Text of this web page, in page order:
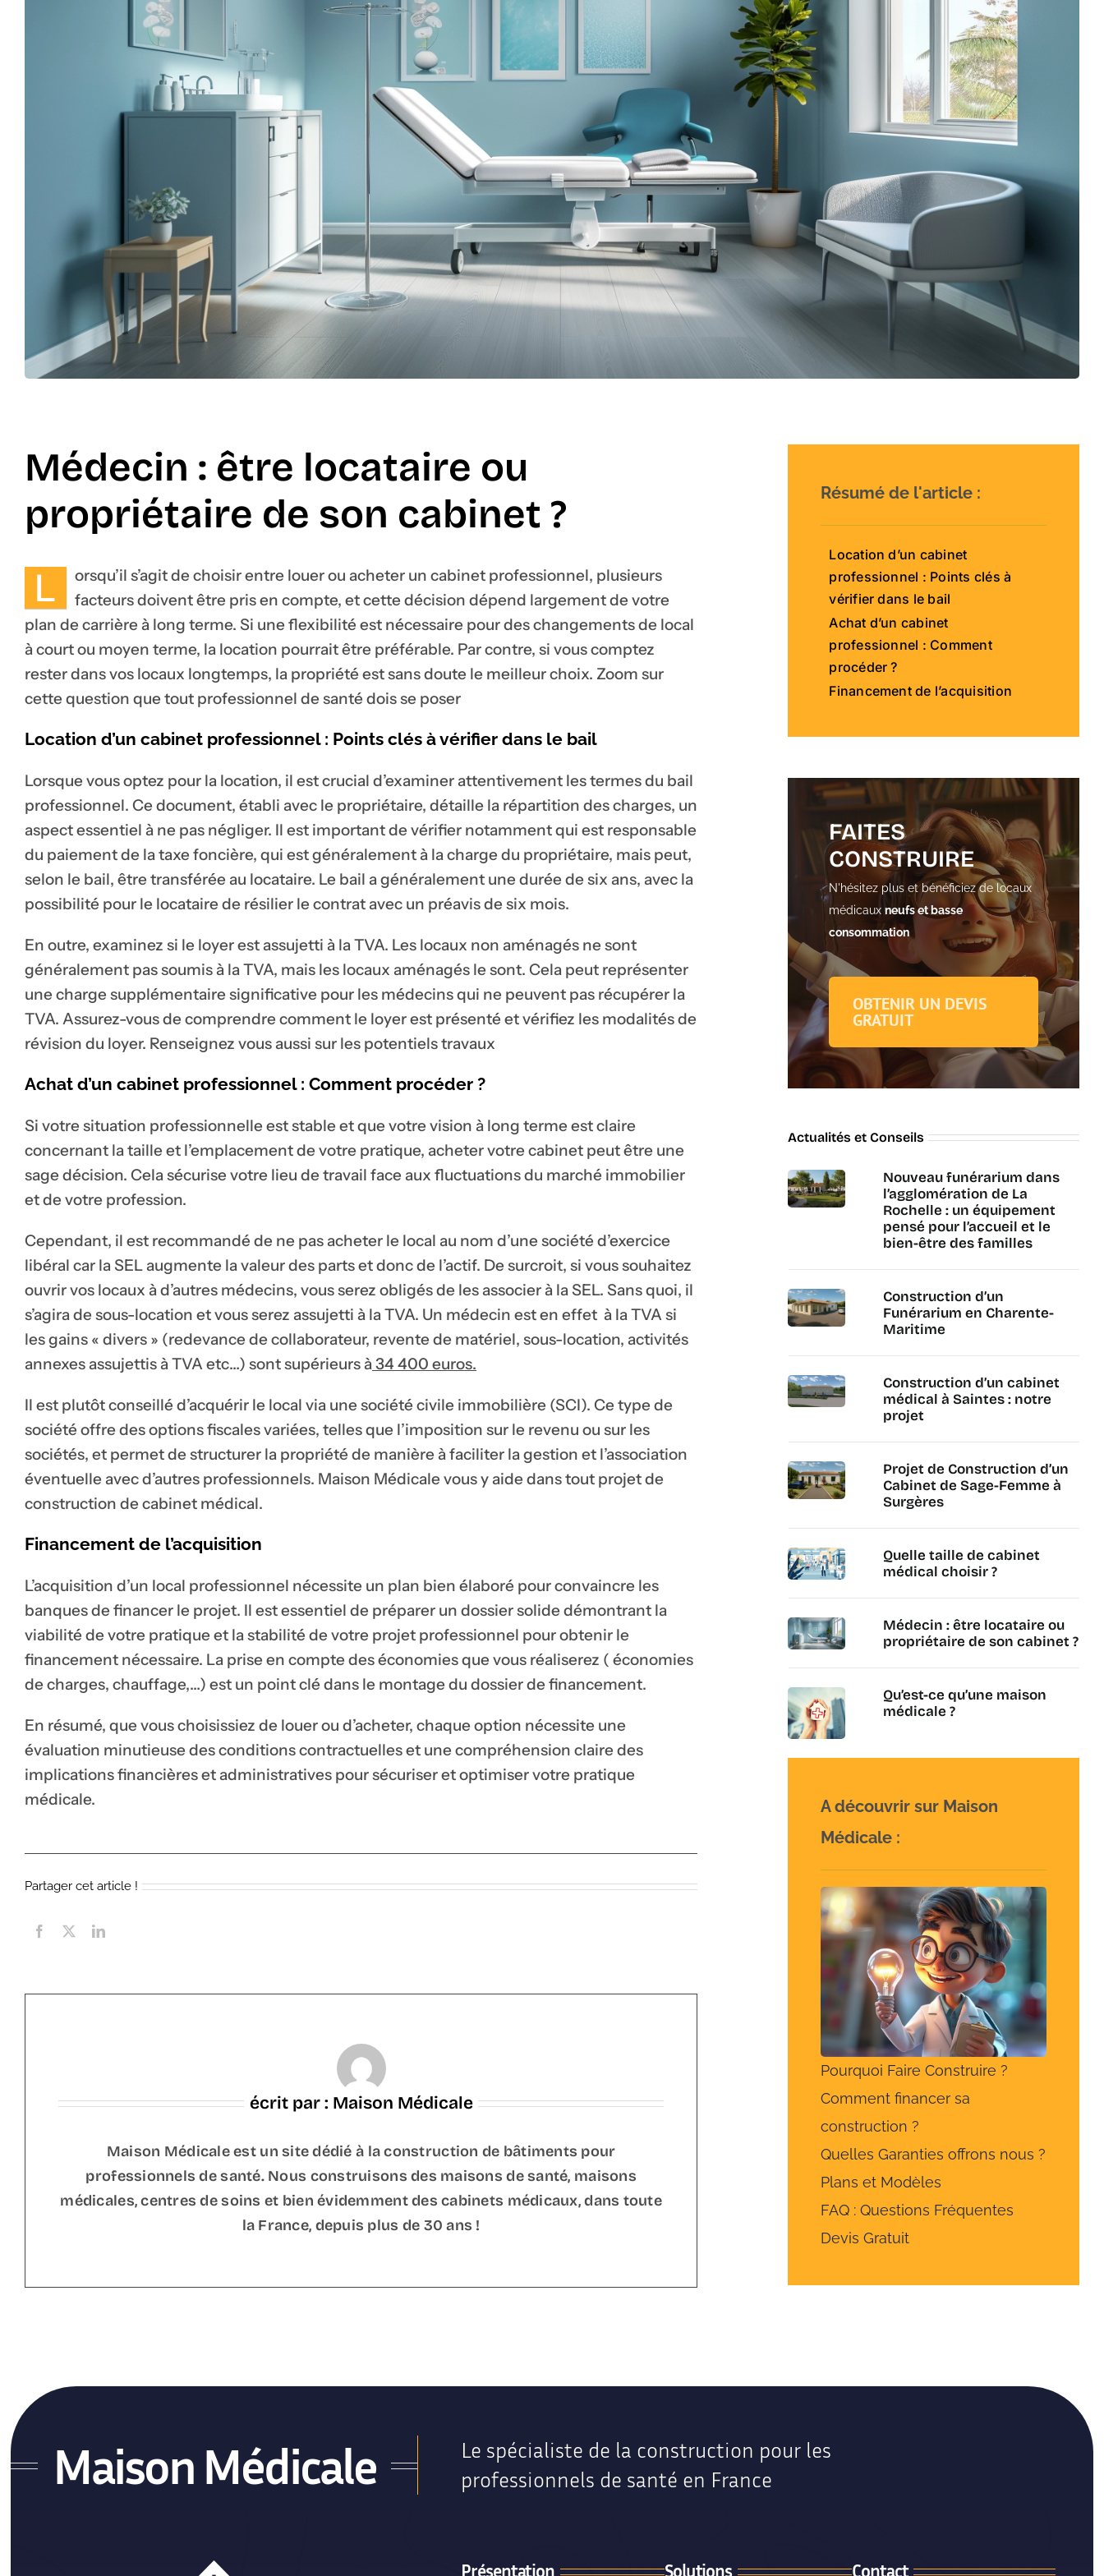
Médecin : être locataire ou
propriétaire de son cabinet ?
L
orsqu’il s’agit de choisir entre louer ou acheter un cabinet professionnel, plusieurs
facteurs doivent être pris en compte, et cette décision dépend largement de votre
plan de carrière à long terme. Si une flexibilité est nécessaire pour des changements de local
à court ou moyen terme, la location pourrait être préférable. Par contre, si vous comptez
rester dans vos locaux longtemps, la propriété est sans doute le meilleur choix. Zoom sur
cette question que tout professionnel de santé dois se poser
Location d’un cabinet professionnel : Points clés à vérifier dans le bail
Lorsque vous optez pour la location, il est crucial d’examiner attentivement les termes du bail
professionnel. Ce document, établi avec le propriétaire, détaille la répartition des charges, un
aspect essentiel à ne pas négliger. Il est important de vérifier notamment qui est responsable
du paiement de la taxe foncière, qui est généralement à la charge du propriétaire, mais peut,
selon le bail, être transférée au locataire. Le bail a généralement une durée de six ans, avec la
possibilité pour le locataire de résilier le contrat avec un préavis de six mois.
En outre, examinez si le loyer est assujetti à la TVA. Les locaux non aménagés ne sont
généralement pas soumis à la TVA, mais les locaux aménagés le sont. Cela peut représenter
une charge supplémentaire significative pour les médecins qui ne peuvent pas récupérer la
TVA. Assurez-vous de comprendre comment le loyer est présenté et vérifiez les modalités de
révision du loyer. Renseignez vous aussi sur les potentiels travaux
Achat d’un cabinet professionnel : Comment procéder ?
Si votre situation professionnelle est stable et que votre vision à long terme est claire
concernant la taille et l’emplacement de votre pratique, acheter votre cabinet peut être une
sage décision. Cela sécurise votre lieu de travail face aux fluctuations du marché immobilier
et de votre profession.
Cependant, il est recommandé de ne pas acheter le local au nom d’une société d’exercice
libéral car la SEL augmente la valeur des parts et donc de l’actif. De surcroit, si vous souhaitez
ouvrir vos locaux à d’autres médecins, vous serez obligés de les associer à la SEL. Sans quoi, il
s’agira de sous-location et vous serez assujetti à la TVA. Un médecin est en effet à la TVA si
les gains « divers » (redevance de collaborateur, revente de matériel, sous-location, activités
annexes assujettis à TVA etc…) sont supérieurs à34 400 euros.
Il est plutôt conseillé d’acquérir le local via une société civile immobilière (SCI). Ce type de
société offre des options fiscales variées, telles que l’imposition sur le revenu ou sur les
sociétés, et permet de structurer la propriété de manière à faciliter la gestion et l’association
éventuelle avec d’autres professionnels. Maison Médicale vous y aide dans tout projet de
construction de cabinet médical.
Financement de l’acquisition
L’acquisition d’un local professionnel nécessite un plan bien élaboré pour convaincre les
banques de financer le projet. Il est essentiel de préparer un dossier solide démontrant la
viabilité de votre pratique et la stabilité de votre projet professionnel pour obtenir le
financement nécessaire. La prise en compte des économies que vous réaliserez ( économies
de charges, chauffage,…) est un point clé dans le montage du dossier de financement.
En résumé, que vous choisissiez de louer ou d’acheter, chaque option nécessite une
évaluation minutieuse des conditions contractuelles et une compréhension claire des
implications financières et administratives pour sécuriser et optimiser votre pratique
médicale.
Partager cet article !
écrit par : Maison Médicale
Maison Médicale est un site dédié à la construction de bâtiments pour
professionnels de santé. Nous construisons des maisons de santé, maisons
médicales, centres de soins et bien évidemment des cabinets médicaux, dans toute
la France, depuis plus de 30 ans !
Résumé de l'article :
Location d’un cabinet
professionnel : Points clés à
vérifier dans le bail
Achat d’un cabinet
professionnel : Comment
procéder ?
Financement de l’acquisition
FAITES
CONSTRUIRE
N'hésitez plus et bénéficiez de locaux
médicauxneufs et basse
consommation
OBTENIR UN DEVIS
GRATUIT
Actualités et Conseils
Nouveau funérarium dans
l’agglomération de La
Rochelle : un équipement
pensé pour l’accueil et le
bien-être des familles
Construction d’un
Funérarium en Charente-
Maritime
Construction d’un cabinet
médical à Saintes : notre
projet
Projet de Construction d’un
Cabinet de Sage-Femme à
Surgères
Quelle taille de cabinet
médical choisir ?
Médecin : être locataire ou
propriétaire de son cabinet ?
Qu’est-ce qu’une maison
médicale ?
A découvrir sur Maison
Médicale :
Pourquoi Faire Construire ?
Comment financer sa
construction ?
Quelles Garanties offrons nous ?
Plans et Modèles
FAQ : Questions Fréquentes
Devis Gratuit
Maison Médicale
Le spécialiste de la construction pour les
professionnels de santé en France
Présentation Solutions Contact